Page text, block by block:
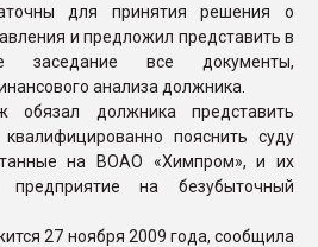
для принятия решения о
и предложил представить в
заседание все документы,
анализа должника.
обязал должника представить
квалифицированно пояснить суду
на ВОАО «Химпром», и их
предприятие на безубыточный
27 ноября 2009 года, сообщила